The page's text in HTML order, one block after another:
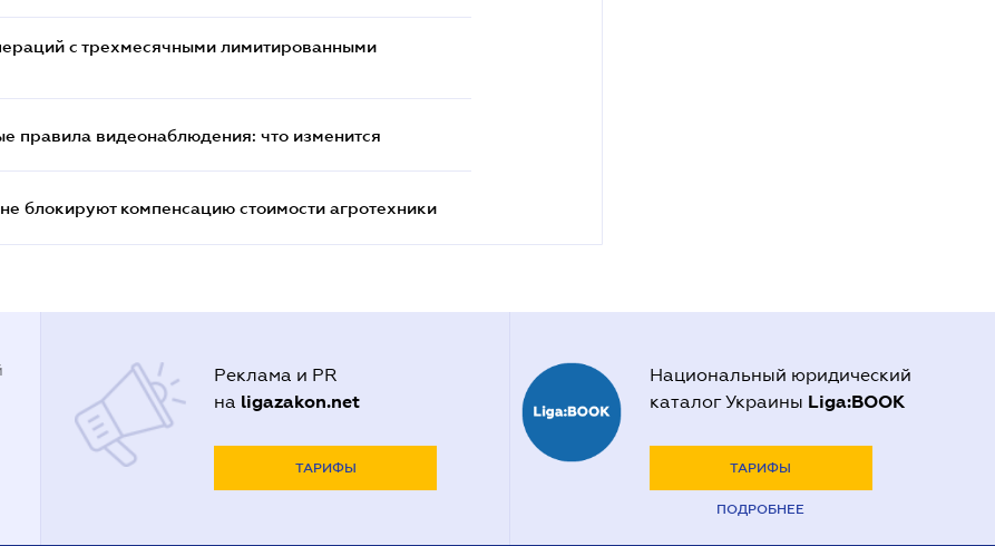
с трехмесячными лимитированными
правила видеонаблюдения: что изменится
блокируют компенсацию стоимости агротехники
Реклама и PR
на ligazakon.net
ТАРИФЫ
Национальный юридический
каталог Украины Liga:BOOK
ТАРИФЫ
ПОДРОБНЕЕ